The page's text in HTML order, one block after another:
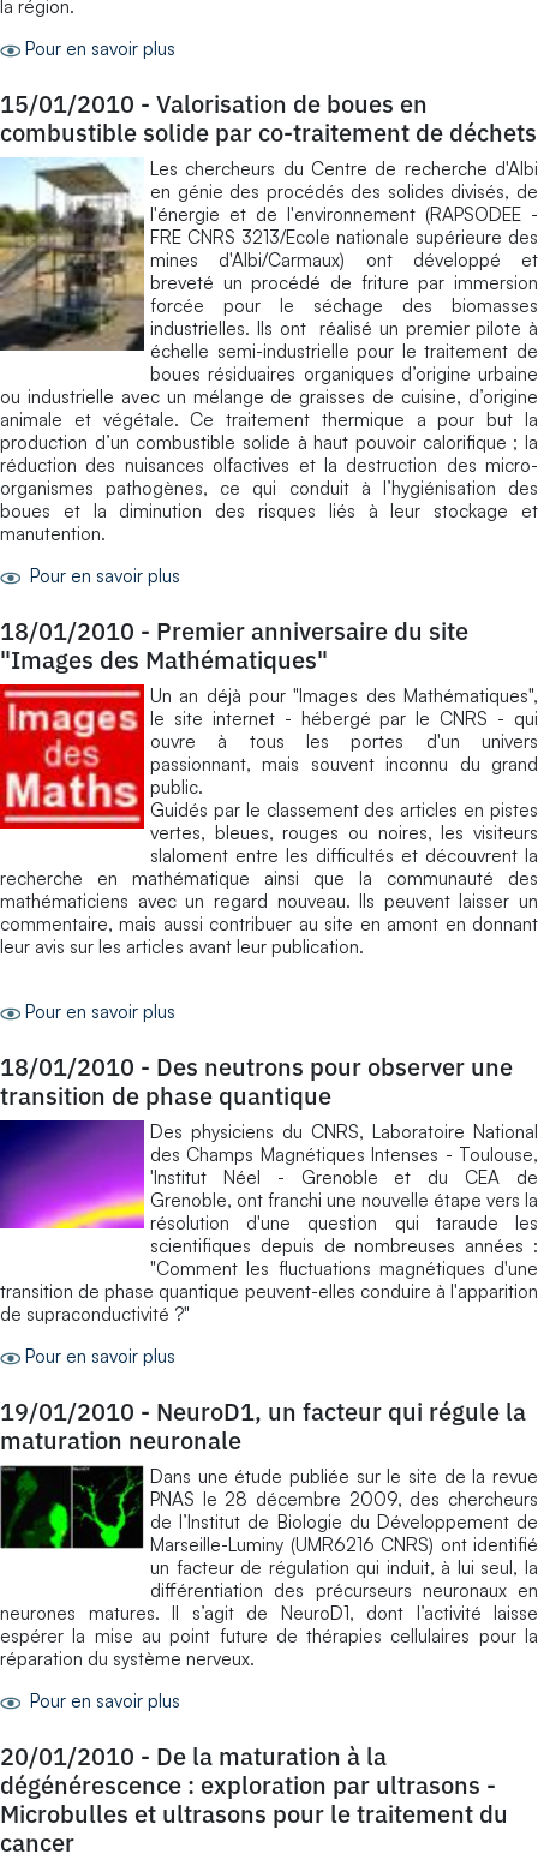
la région.
Pour en savoir plus
15/01/2010 - Valorisation de boues en
combustible solide par co-traitement de déchets
Les chercheurs du Centre de recherche d'Albi
en génie des procédés des solides divisés, de
l'énergie et de l'environnement (RAPSODEE -
FRE CNRS 3213/Ecole nationale supérieure des
mines d'Albi/Carmaux) ont développé et
breveté un procédé de friture par immersion
forcée pour le séchage des biomasses
industrielles. Ils ont réalisé un premier pilote à
échelle semi-industrielle pour le traitement de
boues résiduaires organiques d’origine urbaine
ou industrielle avec un mélange de graisses de cuisine, d’origine
animale et végétale. Ce traitement thermique a pour but la
production d’un combustible solide à haut pouvoir calorifique ; la
réduction des nuisances olfactives et la destruction des micro-
organismes pathogènes, ce qui conduit à l’hygiénisation des
boues et la diminution des risques liés à leur stockage et
manutention.
Pour en savoir plus
18/01/2010 - Premier anniversaire du site
"Images des Mathématiques"
Un an déjà pour "Images des Mathématiques",
le site internet - hébergé par le CNRS - qui
ouvre à tous les portes d'un univers
passionnant, mais souvent inconnu du grand
public.
Guidés par le classement des articles en pistes
vertes, bleues, rouges ou noires, les visiteurs
slaloment entre les difficultés et découvrent la
recherche en mathématique ainsi que la communauté des
mathématiciens avec un regard nouveau. Ils peuvent laisser un
commentaire, mais aussi contribuer au site en amont en donnant
leur avis sur les articles avant leur publication.
Pour en savoir plus
18/01/2010 - Des neutrons pour observer une
transition de phase quantique
Des physiciens du CNRS, Laboratoire National
des Champs Magnétiques Intenses - Toulouse,
'Institut Néel - Grenoble et du CEA de
Grenoble, ont franchi une nouvelle étape vers la
résolution d'une question qui taraude les
scientifiques depuis de nombreuses années :
"Comment les fluctuations magnétiques d'une
transition de phase quantique peuvent-elles conduire à l'apparition
de supraconductivité ?"
Pour en savoir plus
19/01/2010 - NeuroD1, un facteur qui régule la
maturation neuronale
Dans une étude publiée sur le site de la revue
PNAS le 28 décembre 2009, des chercheurs
de l’Institut de Biologie du Développement de
Marseille-Luminy (UMR6216 CNRS) ont identifié
un facteur de régulation qui induit, à lui seul, la
différentiation des précurseurs neuronaux en
neurones matures. Il s’agit de NeuroD1, dont l’activité laisse
espérer la mise au point future de thérapies cellulaires pour la
réparation du système nerveux.
Pour en savoir plus
20/01/2010 - De la maturation à la
dégénérescence : exploration par ultrasons -
Microbulles et ultrasons pour le traitement du
cancer